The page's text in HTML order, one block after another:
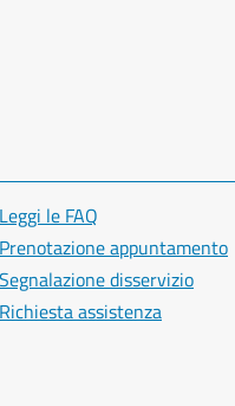
Leggi le FAQ
Prenotazione appuntamento
Segnalazione disservizio
Richiesta assistenza